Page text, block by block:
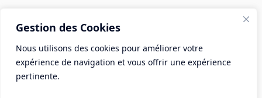
Gestion des Cookies
Nous utilisons des cookies pour améliorer votre
expérience de navigation et vous offrir une expérience
pertinente.
Mairie de Mèze
Place Aristide Briand - BP 28 34140 Mèze
Tél :04 67 18 30 30
Mail :